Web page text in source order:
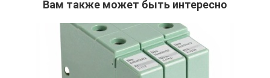
Вам также может быть интересно